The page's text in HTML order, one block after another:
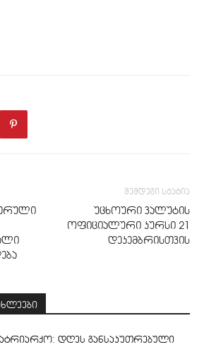
შემდეგი სტატია
უცხოური ვალუტის
ოფიციალური კურსი 21
დეკემბრისთვის
დღეს განსაკუთრებული